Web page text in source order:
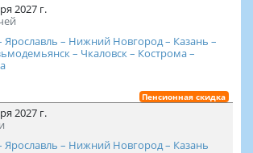
2027 г.
Ярославль – Нижний Новгород – Казань –
– Чкаловск – Кострома –
Пенсионная скидка
2027 г.
Ярославль – Нижний Новгород – Казань